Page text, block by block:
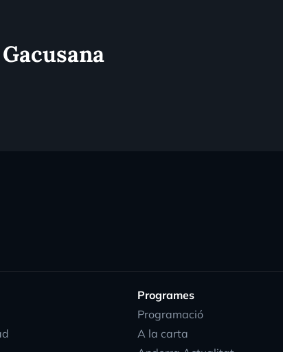
Programes
Programació
A la carta